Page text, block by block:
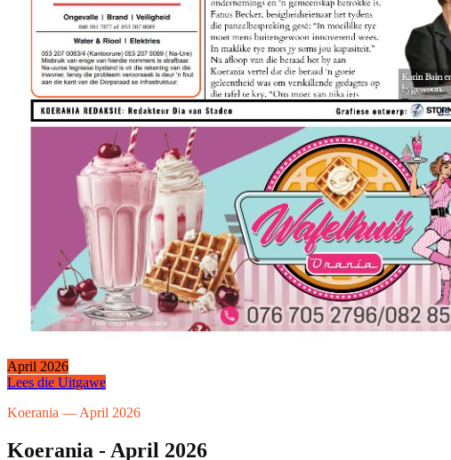
April 2026
Lees die Uitgawe
Koerania — April 2026
Koerania - April 2026